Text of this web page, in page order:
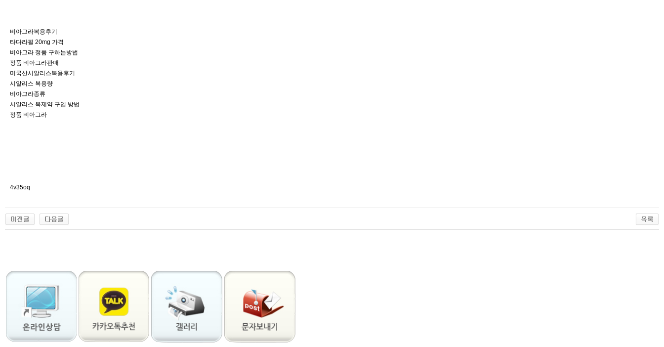
비아그라복용후기
타다라필 20mg 가격
비아그라 정품 구하는방법
정품 비아그라판매
미국산시알리스복용후기
시알리스 복용량
비아그라종류
시알리스 복제약 구입 방법
정품 비아그라
4v35oq
마
마